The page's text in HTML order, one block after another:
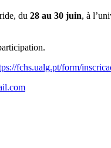
du 28 au 30 juin, à
fchs.ualg.pt/form/